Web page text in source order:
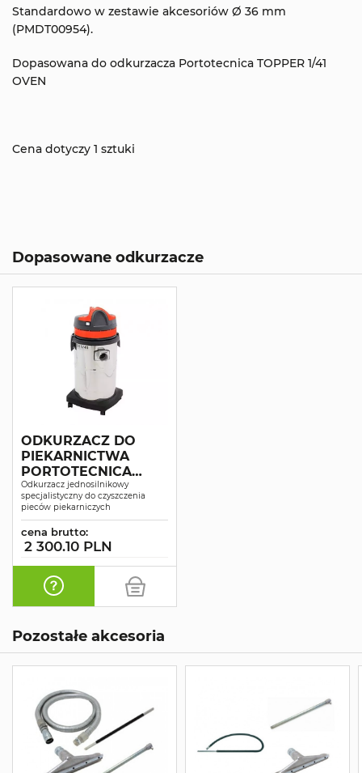
Standardowo w zestawie akcesoriów Ø 36 mm
(PMDT00954).
Dopasowana do odkurzacza Portotecnica TOPPER 1/41
OVEN
Cena dotyczy 1 sztuki
Dopasowane odkurzacze
ODKURZACZ DO
PIEKARNICTWA
PORTOTECNICA
TOPPER 1/41 OVEN
Odkurzacz jednosilnikowy
specjalistyczny do czyszczenia
pieców piekarniczych
cena brutto:
2 300.10 PLN
Pozostałe akcesoria